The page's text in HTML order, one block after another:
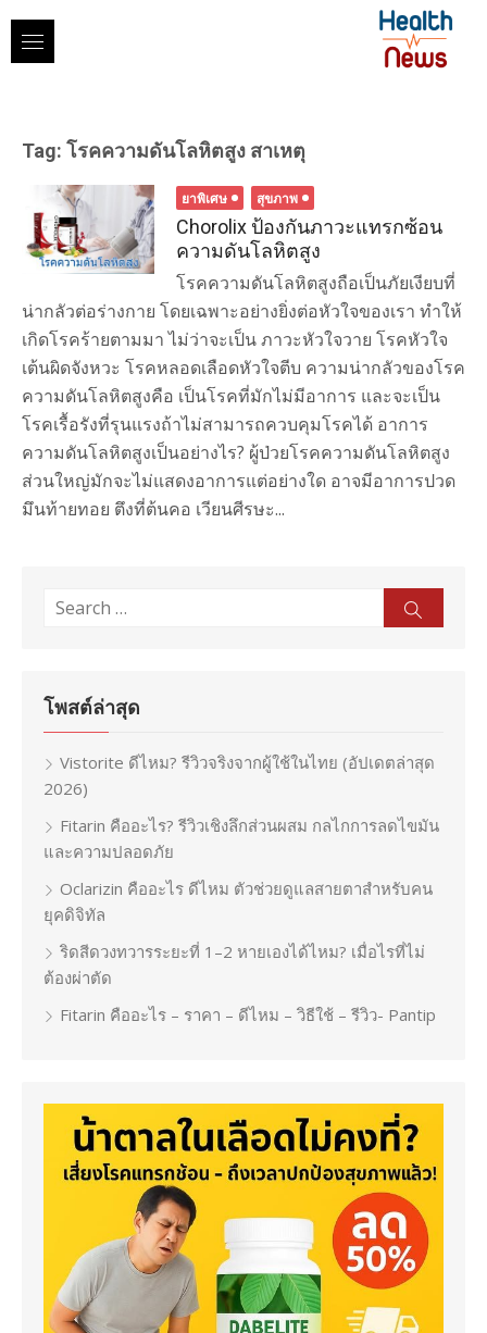
content
Tag: โรคความดันโลหิตสูง สาเหตุ
ยาพิเศษ สุขภาพ
Chorolix ป้องกันภาวะแทรกซ้อน
ความดันโลหิตสูง
โรคความดันโลหิตสูงถือเป็นภัยเงียบที่
น่ากลัวต่อร่างกาย โดยเฉพาะอย่างยิ่งต่อหัวใจของเรา ทำให้
เกิดโรคร้ายตามมา ไม่ว่าจะเป็น ภาวะหัวใจวาย โรคหัวใจ
เต้นผิดจังหวะ โรคหลอดเลือดหัวใจตีบ ความน่ากลัวของโรค
ความดันโลหิตสูงคือ เป็นโรคที่มักไม่มีอาการ และจะเป็น
โรคเรื้อรังที่รุนแรงถ้าไม่สามารถควบคุมโรคได้ อาการ
ความดันโลหิตสูงเป็นอย่างไร? ผู้ป่วยโรคความดันโลหิตสูง
ส่วนใหญ่มักจะไม่แสดงอาการแต่อย่างใด อาจมีอาการปวด
มึนท้ายทอย ตึงที่ต้นคอ เวียนศีรษะ...
Search
โพสต์ล่าสุด
Vistorite ดีไหม? รีวิวจริงจากผู้ใช้ในไทย (อัปเดตล่าสุด
2026)
Fitarin คืออะไร? รีวิวเชิงลึกส่วนผสม กลไกการลดไขมัน
และความปลอดภัย
Oclarizin คืออะไร ดีไหม ตัวช่วยดูแลสายตาสำหรับคน
ยุคดิจิทัล
ริดสีดวงทวารระยะที่ 1–2 หายเองได้ไหม? เมื่อไรที่ไม่
ต้องผ่าตัด
Fitarin คืออะไร – ราคา – ดีไหม – วิธีใช้ – รีวิว- Pantip